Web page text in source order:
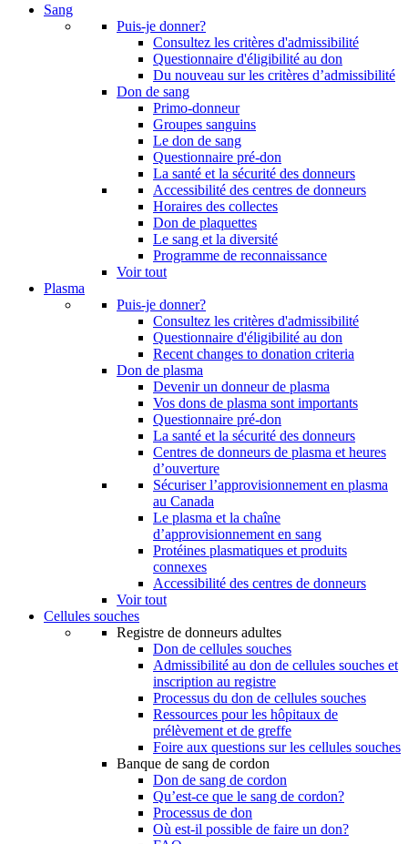
Sang
Puis-je donner?
Consultez les critères d'admissibilité
Questionnaire d'éligibilité au don
Du nouveau sur les critères d’admissibilité
Don de sang
Primo-donneur
Groupes sanguins
Le don de sang
Questionnaire pré-don
La santé et la sécurité des donneurs
Accessibilité des centres de donneurs
Horaires des collectes
Don de plaquettes
Le sang et la diversité
Programme de reconnaissance
Voir tout
Plasma
Puis-je donner?
Consultez les critères d'admissibilité
Questionnaire d'éligibilité au don
Recent changes to donation criteria
Don de plasma
Devenir un donneur de plasma
Vos dons de plasma sont importants
Questionnaire pré-don
La santé et la sécurité des donneurs
Centres de donneurs de plasma et heures
d’ouverture
Sécuriser l’approvisionnement en plasma
au Canada
Le plasma et la chaîne
d’approvisionnement en sang
Protéines plasmatiques et produits
connexes
Accessibilité des centres de donneurs
Voir tout
Cellules souches
Registre de donneurs adultes
Don de cellules souches
Admissibilité au don de cellules souches et
inscription au registre
Processus du don de cellules souches
Ressources pour les hôpitaux de
prélèvement et de greffe
Foire aux questions sur les cellules souches
Banque de sang de cordon
Don de sang de cordon
Qu’est-ce que le sang de cordon?
Processus de don
Où est-il possible de faire un don?